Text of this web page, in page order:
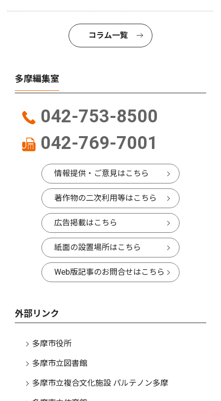
コラム一覧
多摩編集室
042-753-8500
042-769-7001
情報提供・ご意見はこちら
著作物の二次利用等はこちら
広告掲載はこちら
紙面の設置場所はこちら
Web版記事のお問合せはこちら
外部リンク
多摩市役所
多摩市立図書館
多摩市立複合文化施設 パルテノン多摩